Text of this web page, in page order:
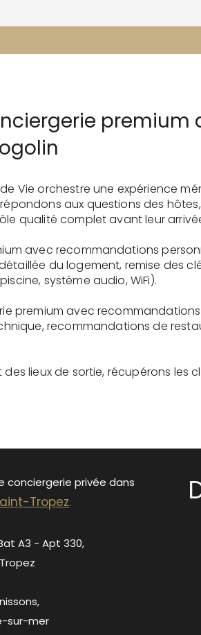
Vie orchestre une expérience
aux questions des
qualité complet avant leur
avec recommandations
du logement, remise des
système audio, WiFi).
premium avec
recommandations de
lieux de sortie, récupérons les
conciergerie privée dans
aint-Tropez.
A3 - Apt 330,
sur-mer